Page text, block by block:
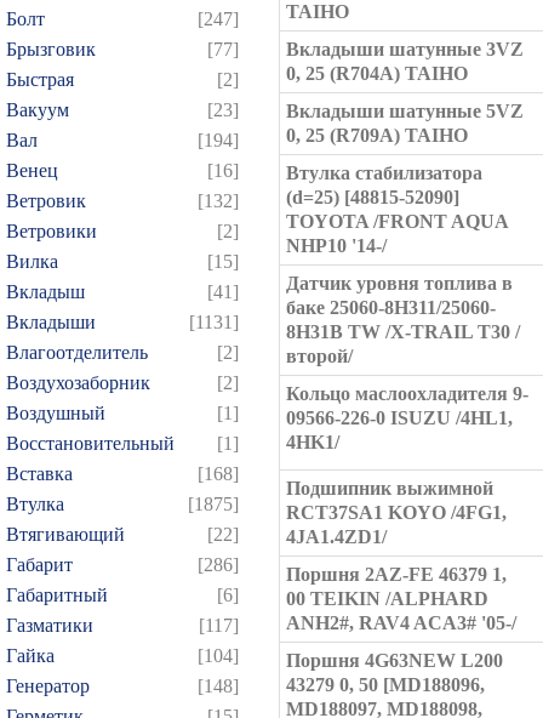
Болт
[247]
Брызговик
[77]
Быстрая
[2]
Вакуум
[23]
Вал
[194]
Венец
[16]
Ветровик
[132]
Ветровики
[2]
Вилка
[15]
Вкладыш
[41]
Вкладыши
[1131]
Влагоотделитель
[2]
Воздухозаборник
[2]
Воздушный
[1]
Восстановительный
[1]
Вставка
[168]
Втулка
[1875]
Втягивающий
[22]
Габарит
[286]
Габаритный
[6]
Газматики
[117]
Гайка
[104]
Генератор
[148]
TAIHO
Вкладыши шатунные 3VZ
0, 25 (R704A) TAIHO
Вкладыши шатунные 5VZ
0, 25 (R709A) TAIHO
Втулка стабилизатора
(d=25) [48815-52090]
TOYOTA /FRONT AQUA
NHP10 '14-/
Датчик уровня топлива в
баке 25060-8H311/25060-
8H31B TW /X-TRAIL T30 /
второй/
Кольцо маслоохладителя 9-
09566-226-0 ISUZU /4HL1,
4HK1/
Подшипник выжимной
RCT37SA1 KOYO /4FG1,
4JA1.4ZD1/
Поршня 2AZ-FE 46379 1,
00 TEIKIN /ALPHARD
ANH2#, RAV4 ACA3# '05-/
Поршня 4G63NEW L200
43279 0, 50 [MD188096,
MD188097, MD188098,